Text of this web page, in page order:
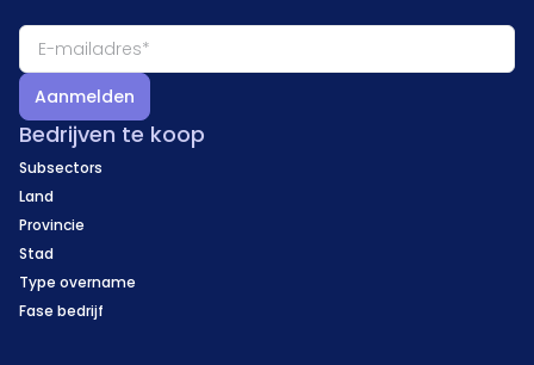
Aanmelden
Bedrijven te koop
Subsectors
Land
Provincie
Stad
Type overname
Fase bedrijf